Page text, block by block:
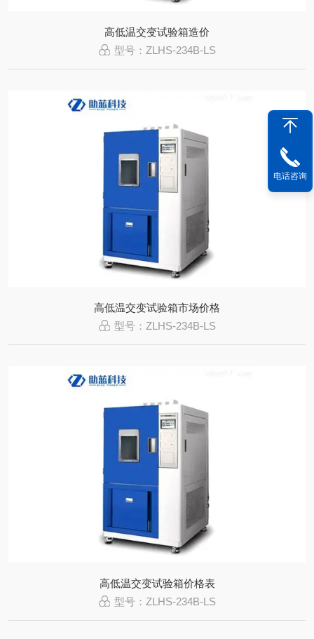
高低温交变试验箱造价
型号：ZLHS-234B-LS
高低温交变试验箱市场价格
型号：ZLHS-234B-LS
高低温交变试验箱价格表
型号：ZLHS-234B-LS
电话咨询